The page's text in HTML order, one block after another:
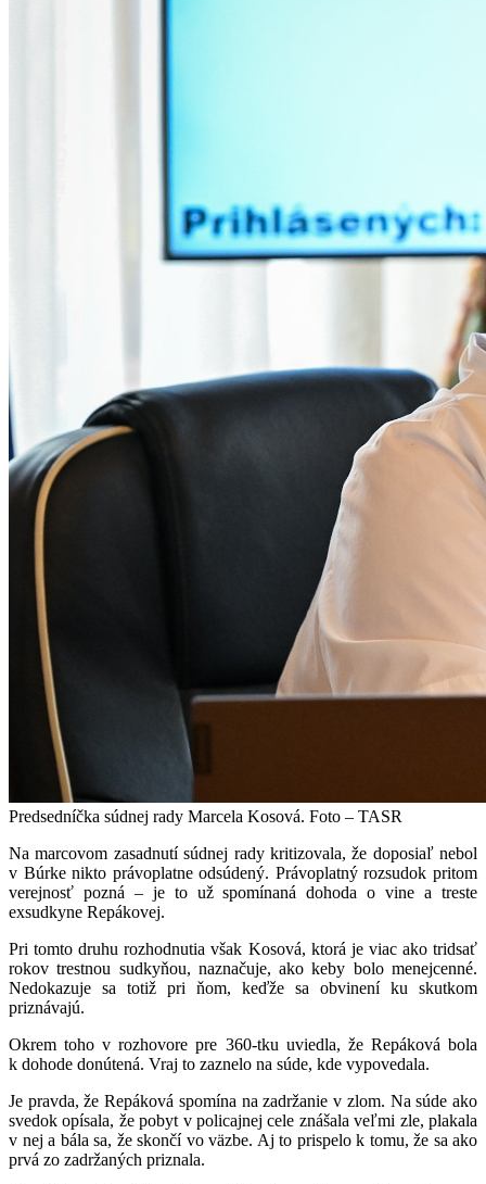
Predsedníčka súdnej rady Marcela Kosová. Foto – TASR
Na marcovom zasadnutí súdnej rady kritizovala, že doposiaľ nebol
v Búrke nikto právoplatne odsúdený. Právoplatný rozsudok pritom
verejnosť pozná – je to už spomínaná dohoda o vine a treste
exsudkyne Repákovej.
Pri tomto druhu rozhodnutia však Kosová, ktorá je viac ako tridsať
rokov trestnou sudkyňou, naznačuje, ako keby bolo menejcenné.
Nedokazuje sa totiž pri ňom, keďže sa obvinení ku skutkom
priznávajú.
Okrem toho v rozhovore pre 360-tku uviedla, že Repáková bola
k dohode donútená. Vraj to zaznelo na súde, kde vypovedala.
Je pravda, že Repáková spomína na zadržanie v zlom. Na súde ako
svedok opísala, že pobyt v policajnej cele znášala veľmi zle, plakala
v nej a bála sa, že skončí vo väzbe. Aj to prispelo k tomu, že sa ako
prvá zo zadržaných priznala.